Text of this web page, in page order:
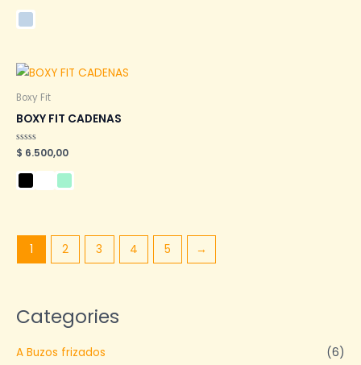
Categories
A Buzos frizados
(6)
0
5
Boxy Fit
BOXY FIT CADENAS
Valorado
en
de
5
$ 6.500,00
1 2 3 4 5 →